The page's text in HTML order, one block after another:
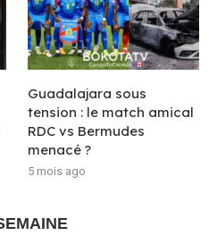
Guadalajara sous
tension : le match amical
RDC vs Bermudes
menacé ?
5 mois ago